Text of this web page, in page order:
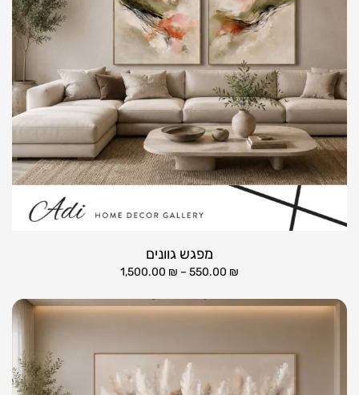
מפגש גוונים
550.00 ₪
–
1,500.00 ₪